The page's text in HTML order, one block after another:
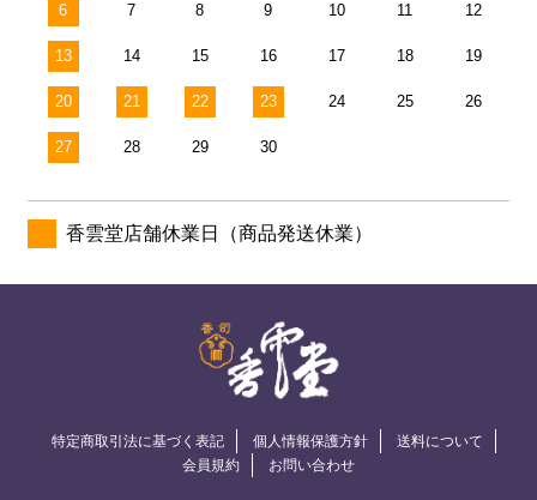
6 7 8 9 10 11 12
13 14 15 16 17 18 19
20 21 22 23 24 25 26
27 28 29 30
香雲堂店舗休業日（商品発送休業）
特定商取引法に基づく表記 個人情報保護方針
送料について
会員規約
お問い合わせ